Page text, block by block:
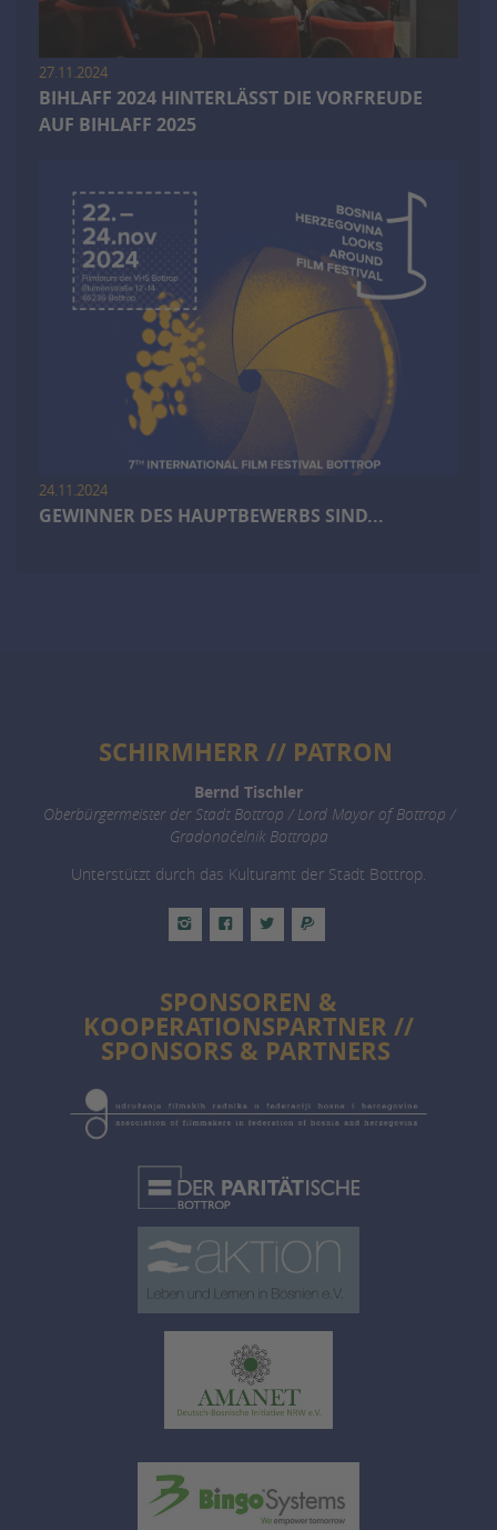
27.11.2024
BIHLAFF 2024 HINTERLÄSST DIE VORFREUDE
AUF BIHLAFF 2025
24.11.2024
GEWINNER DES HAUPTBEWERBS SIND...
SCHIRMHERR // PATRON
Bernd Tischler
Oberbürgermeister der Stadt Bottrop / Lord Mayor of Bottrop /
Gradonačelnik Bottropa
Unterstützt durch das Kulturamt der Stadt Bottrop.
SPONSOREN &
KOOPERATIONSPARTNER //
SPONSORS & PARTNERS